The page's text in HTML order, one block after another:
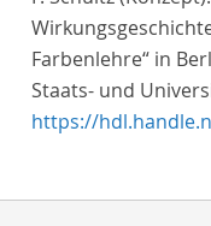
Farbenlehre“ in
Staats- und
https://